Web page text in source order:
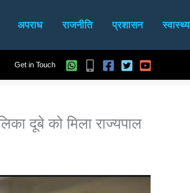
अपराध राजनीति प्रशासन स्वास्थ्य
Get in Touch
दूबे को मिला राज्यपाल